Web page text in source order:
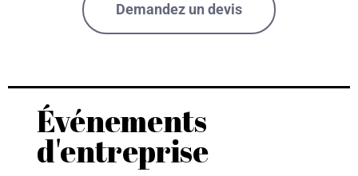
Demandez un devis
Événements
d'entreprise